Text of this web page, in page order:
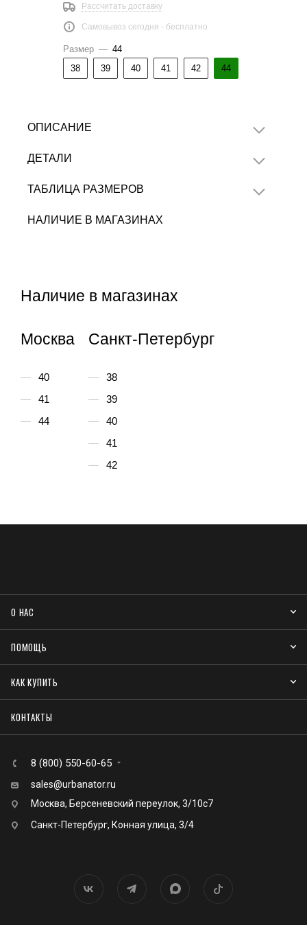
Рассчитать доставку
Самовывоз сегодня - бесплатно
Размер — 44
38
39 40 41 42 44
ОПИСАНИЕ
ДЕТАЛИ
ТАБЛИЦА РАЗМЕРОВ
НАЛИЧИЕ В МАГАЗИНАХ
Наличие в магазинах
Москва
40
41
44
Санкт-Петербург
38
39
40
41
42
О НАС
ПОМОЩЬ
КАК КУПИТЬ
КОНТАКТЫ
8 (800) 550-60-65
sales@urbanator.ru
Москва, Берсеневский переулок, 3/10с7
Санкт-Петербург, Конная улица, 3/4